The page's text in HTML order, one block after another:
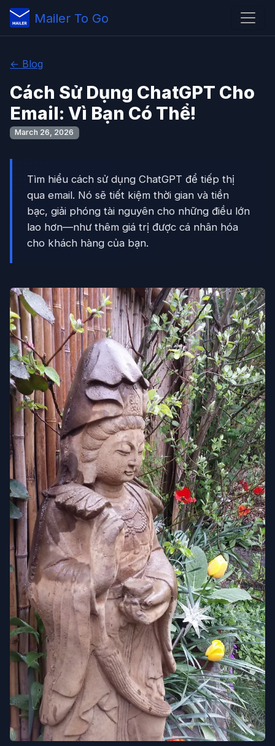
Mailer To Go
← Blog
Cách Sử Dụng ChatGPT Cho
Email: Vì Bạn Có Thể!
March 26, 2026
Tìm hiểu cách sử dụng ChatGPT để tiếp thị
qua email. Nó sẽ tiết kiệm thời gian và tiền
bạc, giải phóng tài nguyên cho những điều lớn
lao hơn—như thêm giá trị được cá nhân hóa
cho khách hàng của bạn.